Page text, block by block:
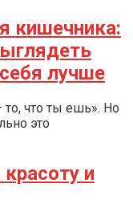
кишечника:
лучше
что ты ешь». Но
это
и